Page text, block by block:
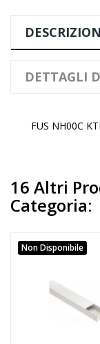
DETTAGLI
FUS NH00C
16 Altri
Categoria:
Non Disponibile